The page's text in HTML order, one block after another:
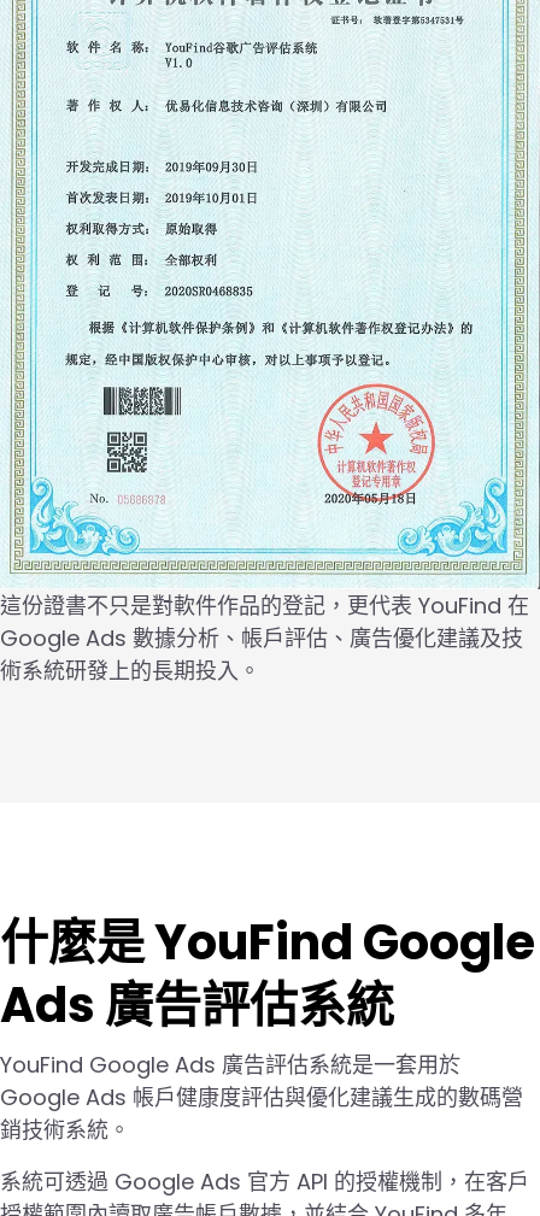
這份證書不只是對軟件作品的登記，更代表 YouFind 在
Google Ads 數據分析、帳戶評估、廣告優化建議及技
術系統研發上的長期投入。
什麼是 YouFind Google
Ads 廣告評估系統
YouFind Google Ads 廣告評估系統是一套用於
Google Ads 帳戶健康度評估與優化建議生成的數碼營
銷技術系統。
系統可透過 Google Ads 官方 API 的授權機制，在客戶